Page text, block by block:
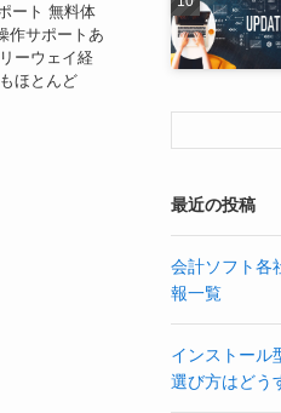
ート 無料体
作サポートあ
ーウェイ経
ほとんど
最近の投稿
会計ソフト各
報一覧
インストール
選び方はどう